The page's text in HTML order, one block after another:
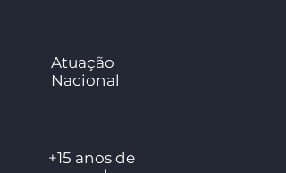
Atuação
Nacional
+15 anos de